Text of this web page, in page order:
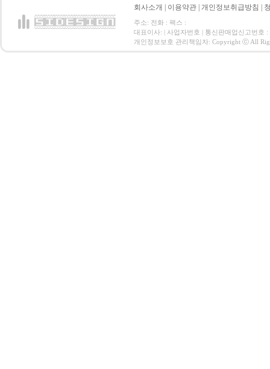
회사소개 이용약관 개인정보취급방침
주소: 전화 : 팩스 :
대표이사: | 사업자번호 | 통신판매업신고번호 :
개인정보보호 관리책임자: Copyright ⓒ All